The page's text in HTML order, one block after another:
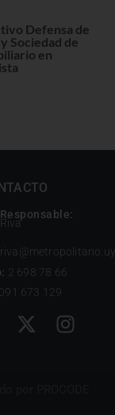
Defensa de
Sociedad de
en
2 698 78 66
091 673 129